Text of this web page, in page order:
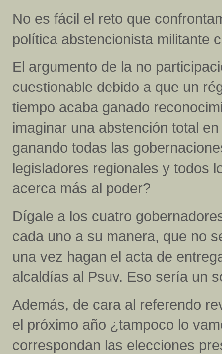
No es fácil el reto que
política abstencionista militante
El argumento de la no
cuestionable debido a que un
tiempo acaba ganado
imaginar una abstención total
ganando todas las
legisladores regionales y todos
acerca más al poder?
Dígale a los cuatro
cada uno a su manera, que no
una vez hagan el acta de
alcaldías al Psuv. Eso sería un
Además, de cara al referendo
el próximo año ¿tampoco lo
correspondan las elecciones